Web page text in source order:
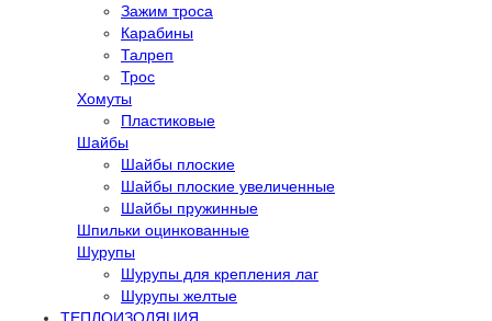
Зажим троса
Карабины
Талреп
Трос
Хомуты
Пластиковые
Шайбы
Шайбы плоские
Шайбы плоские увеличенные
Шайбы пружинные
Шпильки оцинкованные
Шурупы
Шурупы для крепления лаг
Шурупы желтые